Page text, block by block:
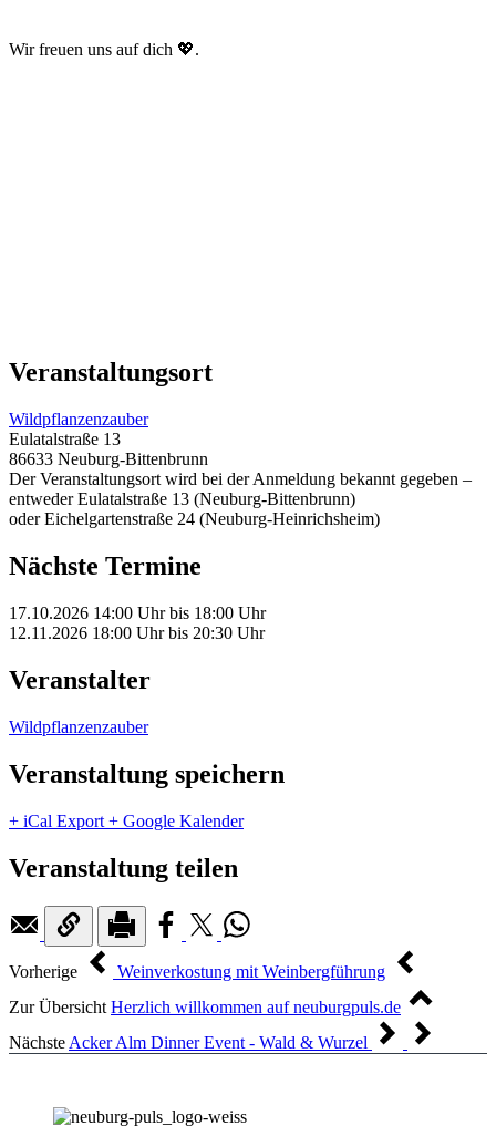
Wir freuen uns auf dich 💖.
Veranstaltungsort
Wildpflanzenzauber
Eulatalstraße 13
86633 Neuburg-Bittenbrunn
Der Veranstaltungsort wird bei der Anmeldung bekannt gegeben –
entweder Eulatalstraße 13 (Neuburg-Bittenbrunn)
oder Eichelgartenstraße 24 (Neuburg-Heinrichsheim)
Nächste Termine
17.10.2026 14:00 Uhrbis 18:00 Uhr
12.11.2026 18:00 Uhrbis 20:30 Uhr
Veranstalter
Wildpflanzenzauber
Veranstaltung speichern
+ iCal Export + Google Kalender
Veranstaltung teilen
Vorherige
Weinverkostung mit Weinbergführung
Zur Übersicht Herzlich willkommen auf neuburgpuls.de
Nächste Acker Alm Dinner Event - Wald & Wurzel